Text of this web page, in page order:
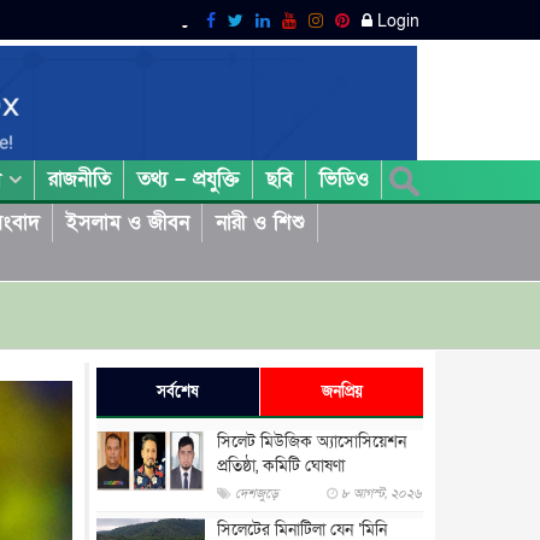
Login
রাজনীতি তথ্য – প্রযুক্তি ছবি
ভিডিও
ইসলাম ও জীবন
নারী ও শিশু
সর্বশেষ জনপ্রিয়
সিলেট মিউজিক অ্যাসোসিয়েশন
প্রতিষ্ঠা, কমিটি ঘোষণা
দেশজুড়ে ৮ আগস্ট, ২০২৬
সিলেটের মিনাটিলা যেন ‘মিনি